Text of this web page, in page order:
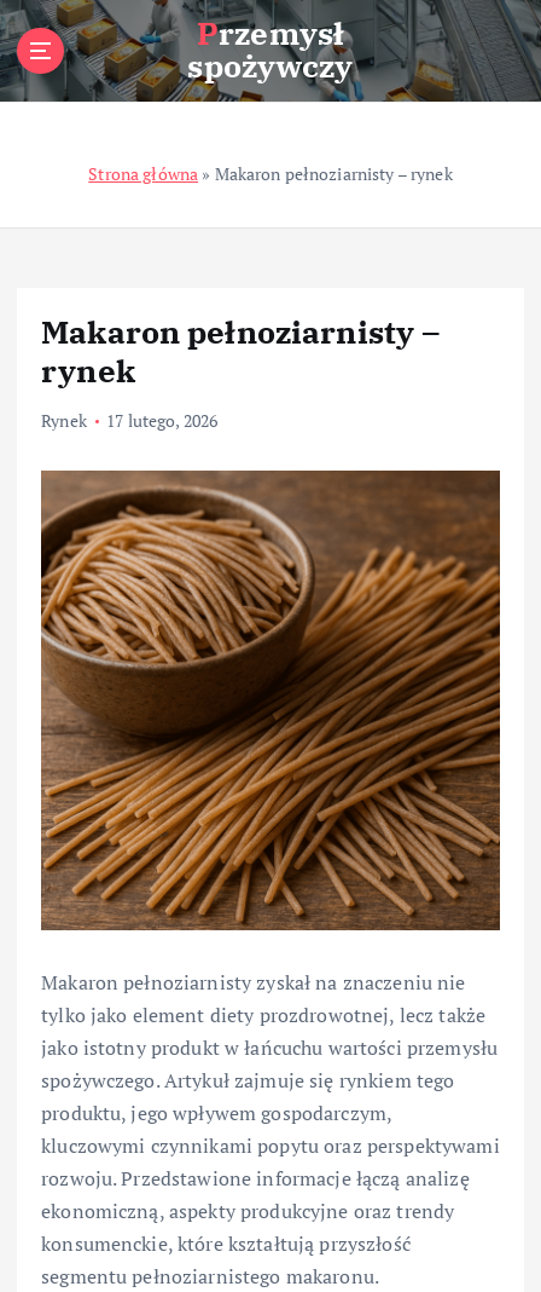
S
k
i
p
n
Przemysł
spożywczy
Strona główna » Makaron pełnoziarnisty – rynek
Makaron pełnoziarnisty –
rynek
Rynek 17 lutego, 2026
Makaron pełnoziarnisty zyskał na znaczeniu nie
tylko jako element diety prozdrowotnej, lecz także
jako istotny produkt w łańcuchu wartości przemysłu
spożywczego. Artykuł zajmuje się rynkiem tego
produktu, jego wpływem gospodarczym,
kluczowymi czynnikami popytu oraz perspektywami
rozwoju. Przedstawione informacje łączą analizę
ekonomiczną, aspekty produkcyjne oraz trendy
konsumenckie, które kształtują przyszłość
segmentu pełnoziarnistego makaronu.